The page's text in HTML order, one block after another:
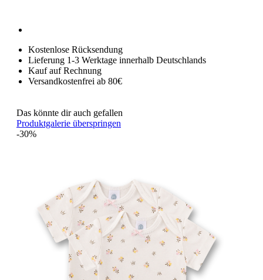
Kostenlose Rücksendung
Lieferung 1-3 Werktage innerhalb Deutschlands
Kauf auf Rechnung
Versandkostenfrei ab 80€
Das könnte dir auch gefallen
Produktgalerie überspringen
-30%